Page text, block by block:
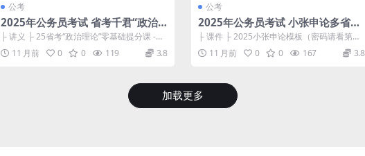
公考
2025年公务员考试 省考千君“政治
理论”零基础提分课
├ 讲义 ├ 25省考“政治理论”零基础提分课 -讲
义【萝卜刷题】.pdf 8...
11 月前 0 0 119 3.8
公考
2025年公务员考试 小张申论多省联
考刷题冲刺班
├ 课件 ├ 2025小张申论模板（密码请看第二
节课） ├ 标题开头结尾分论点模...
11 月前 0 0 167 3.8
加载更多